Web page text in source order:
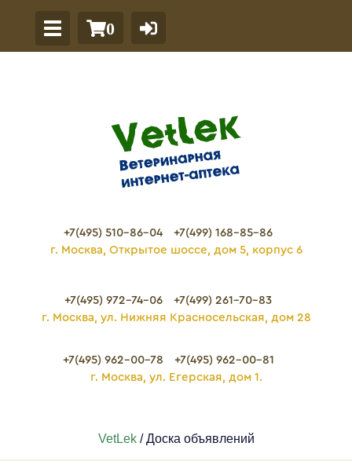
0
+7(495) 510-86-04
+7(499) 168-85-86
г. Москва, Открытое шоссе, дом 5, корпус 6
+7(495) 972-74-06
+7(499) 261-70-83
г. Москва, ул. Нижняя Красносельская, дом 28
+7(495) 962-00-78
+7(495) 962-00-81
г. Москва, ул. Егерская, дом 1.
VetLek/ Доска объявлений